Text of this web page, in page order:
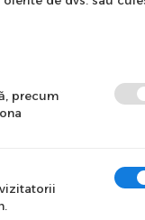
precum